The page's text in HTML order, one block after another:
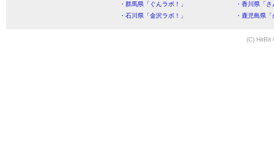
・群馬県「ぐんラボ！」
・香川県「
・石川県「金沢ラボ！」
・鹿児島県
(C) HitBit